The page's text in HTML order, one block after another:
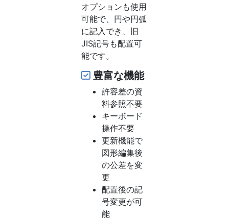
オプションも使用
可能で、円や円弧
に記入でき、旧
JIS記号も配置可
能です。
豊富な機能
許容差の資
料参照不要
キーボード
操作不要
更新機能で
図形編集後
の公差を変
更
配置後の記
号変更が可
能